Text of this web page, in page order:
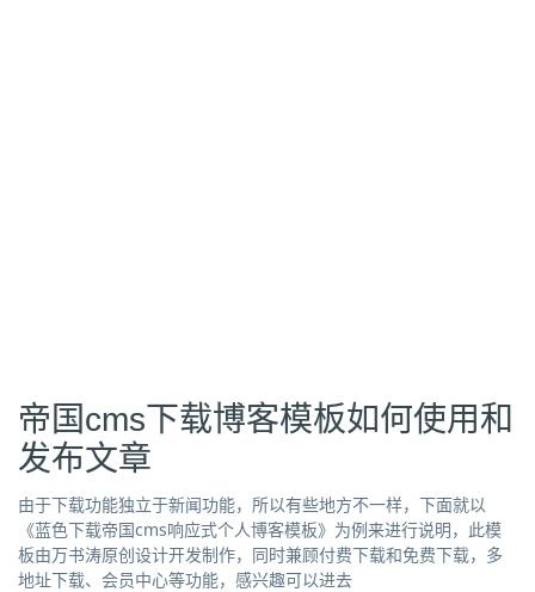
帝国cms下载博客模板如何使用和
发布文章
由于下载功能独立于新闻功能，所以有些地方不一样，下面就以
《蓝色下载帝国cms响应式个人博客模板》为例来进行说明，此模
板由万书涛原创设计开发制作，同时兼顾付费下载和免费下载，多
地址下载、会员中心等功能，感兴趣可以进去